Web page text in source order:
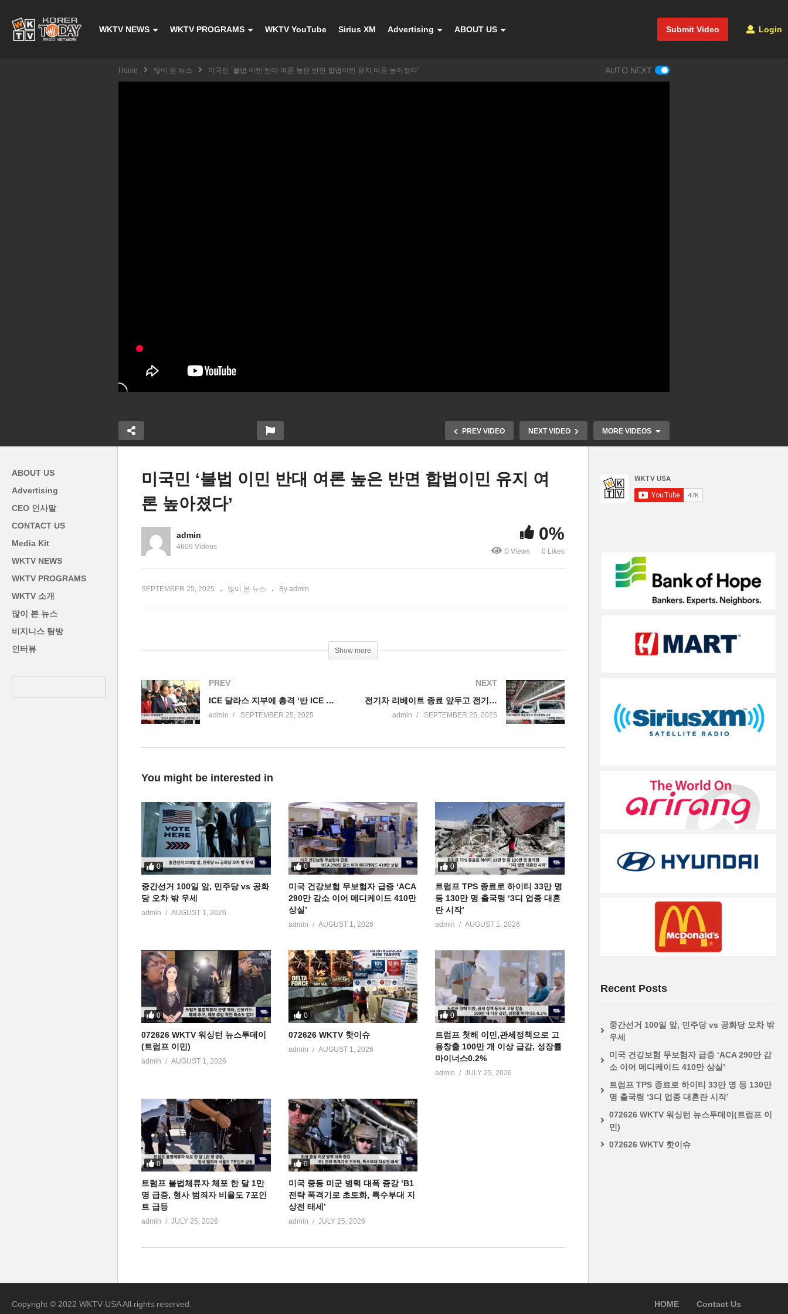
Submit Video Login
WKTV NEWS WKTV PROGRAMS WKTV YouTube Sirius XM Advertising ABOUT US
Home 많이 본 뉴스 미국민 ‘불법 이민 반대 여론 높은 반면 합법이민 유지 여론 높아졌다’ AUTO NEXT
PREV VIDEO NEXT VIDEO MORE VIDEOS
축, 행정 혼
미국 기존 주택 판매 8월 400
ABOUT US
Advertising
CEO 인사말
CONTACT US
Media Kit
WKTV NEWS
WKTV PROGRAMS
WKTV 소개
많이 본 뉴스
비지니스 탐방
인터뷰
미국민 ‘불법 이민 반대 여론 높은 반면 합법이민 유지 여
론 높아졌다’
admin
4609 Videos
0%
0 Views 0 Likes
SEPTEMBER 25, 2025 많이 본 뉴스 By admin
Show more
PREV
ICE 달라스 지부에 총격 ‘반 ICE 총격에 피해자는 구류 이민자’
admin SEPTEMBER 25, 2025
NEXT
전기차 리베이트 종료 앞두고 전기차 판매 급증 ‘막차를 잡아라’
admin SEPTEMBER 25, 2025
You might be interested in
0
중간선거 100일 앞, 민주당 vs 공화
당 오차 밖 우세
admin AUGUST 1, 2026
0
미국 건강보험 무보험자 급증 ‘ACA
290만 감소 이어 메디케이드 410만
상실’
admin AUGUST 1, 2026
0
트럼프 TPS 종료로 하이티 33만 명
등 130만 명 출국령 ‘3디 업종 대혼
란 시작’
admin AUGUST 1, 2026
0
072626 WKTV 워싱턴 뉴스투데이
(트럼프 이민)
admin AUGUST 1, 2026
0
072626 WKTV 핫이슈
admin AUGUST 1, 2026
0
트럼프 첫해 이민,관세정책으로 고
용창출 100만 개 이상 급감, 성장률
마이너스0.2%
admin JULY 25, 2026
0
트럼프 불법체류자 체포 한 달 1만
명 급증, 형사 범죄자 비율도 7포인
트 급등
admin JULY 25, 2026
0
미국 중동 미군 병력 대폭 증강 ‘B1
전략 폭격기로 초토화, 특수부대 지
상전 태세’
admin JULY 25, 2026
Recent Posts
중간선거 100일 앞, 민주당 vs 공화당 오차 밖
우세
미국 건강보험 무보험자 급증 ‘ACA 290만 감
소 이어 메디케이드 410만 상실’
트럼프 TPS 종료로 하이티 33만 명 등 130만
명 출국령 ‘3디 업종 대혼란 시작’
072626 WKTV 워싱턴 뉴스투데이(트럼프 이
민)
072626 WKTV 핫이슈
Copyright © 2022 WKTV USA All rights reserved. HOME Contact Us